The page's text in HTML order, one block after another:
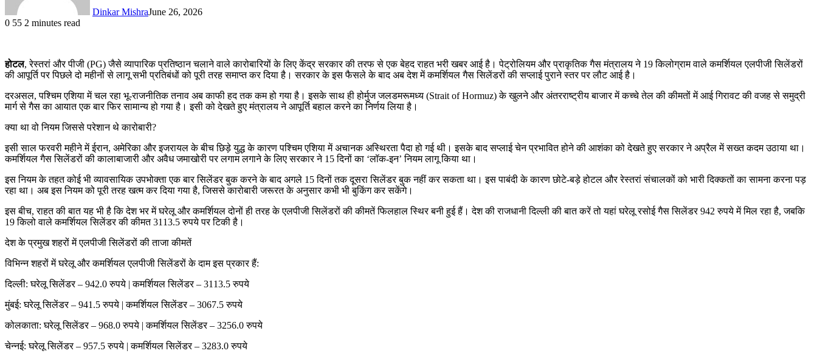
Dinkar MishraJune 26, 2026
0 55 2 minutes read
होटल, रेस्तरां और पीजी (PG) जैसे व्यापारिक प्रतिष्ठान चलाने वाले कारोबारियों के लिए केंद्र सरकार की तरफ से एक बेहद राहत भरी खबर आई है। पेट्रोलियम और प्राकृतिक गैस मंत्रालय ने 19 किलोग्राम वाले कमर्शियल एलपीजी सिलेंडरों
की आपूर्ति पर पिछले दो महीनों से लागू सभी प्रतिबंधों को पूरी तरह समाप्त कर दिया है। सरकार के इस फैसले के बाद अब देश में कमर्शियल गैस सिलेंडरों की सप्लाई पुराने स्तर पर लौट आई है।
दरअसल, पश्चिम एशिया में चल रहा भू-राजनीतिक तनाव अब काफी हद तक कम हो गया है। इसके साथ ही होर्मुज जलडमरूमध्य (Strait of Hormuz) के खुलने और अंतरराष्ट्रीय बाजार में कच्चे तेल की कीमतों में आई गिरावट की वजह से समुद्री
मार्ग से गैस का आयात एक बार फिर सामान्य हो गया है। इसी को देखते हुए मंत्रालय ने आपूर्ति बहाल करने का निर्णय लिया है।
क्या था वो नियम जिससे परेशान थे कारोबारी?
इसी साल फरवरी महीने में ईरान, अमेरिका और इजरायल के बीच छिड़े युद्ध के कारण पश्चिम एशिया में अचानक अस्थिरता पैदा हो गई थी। इसके बाद सप्लाई चेन प्रभावित होने की आशंका को देखते हुए सरकार ने अप्रैल में सख्त कदम उठाया था।
कमर्शियल गैस सिलेंडरों की कालाबाजारी और अवैध जमाखोरी पर लगाम लगाने के लिए सरकार ने 15 दिनों का ‘लॉक-इन’ नियम लागू किया था।
इस नियम के तहत कोई भी व्यावसायिक उपभोक्ता एक बार सिलेंडर बुक करने के बाद अगले 15 दिनों तक दूसरा सिलेंडर बुक नहीं कर सकता था। इस पाबंदी के कारण छोटे-बड़े होटल और रेस्तरां संचालकों को भारी दिक्कतों का सामना करना पड़
रहा था। अब इस नियम को पूरी तरह खत्म कर दिया गया है, जिससे कारोबारी जरूरत के अनुसार कभी भी बुकिंग कर सकेंगे।
इस बीच, राहत की बात यह भी है कि देश भर में घरेलू और कमर्शियल दोनों ही तरह के एलपीजी सिलेंडरों की कीमतें फिलहाल स्थिर बनी हुई हैं। देश की राजधानी दिल्ली की बात करें तो यहां घरेलू रसोई गैस सिलेंडर 942 रुपये में मिल रहा है, जबकि
19 किलो वाले कमर्शियल सिलेंडर की कीमत 3113.5 रुपये पर टिकी है।
देश के प्रमुख शहरों में एलपीजी सिलेंडरों की ताजा कीमतें
विभिन्न शहरों में घरेलू और कमर्शियल एलपीजी सिलेंडरों के दाम इस प्रकार हैं:
दिल्ली: घरेलू सिलेंडर – 942.0 रुपये | कमर्शियल सिलेंडर – 3113.5 रुपये
मुंबई: घरेलू सिलेंडर – 941.5 रुपये | कमर्शियल सिलेंडर – 3067.5 रुपये
कोलकाता: घरेलू सिलेंडर – 968.0 रुपये | कमर्शियल सिलेंडर – 3256.0 रुपये
चेन्नई: घरेलू सिलेंडर – 957.5 रुपये | कमर्शियल सिलेंडर – 3283.0 रुपये